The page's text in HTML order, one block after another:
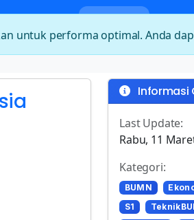
Informasi
Last Update:
Rabu, 11
Kategori:
BUMN
S1
untuk performa optimal. Anda